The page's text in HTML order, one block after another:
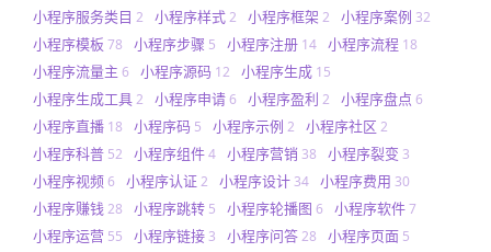
小程序服务类目 2 小程序样式2 小程序框架 2 小程序案例 32
小程序模板 78 小程序步骤 5 小程序注册 14 小程序流程 18
小程序流量主 6 小程序源码 12 小程序生成 15
小程序生成工具2 小程序申请6 小程序盈利 2 小程序盘点 6
小程序直播 18 小程序码 5 小程序示例 2 小程序社区 2
小程序科普 52 小程序组件4 小程序营销 38 小程序裂变 3
小程序视频6 小程序认证2 小程序设计 34 小程序费用 30
小程序赚钱28 小程序跳转 5 小程序轮播图 6 小程序软件7
小程序运营 55 小程序链接 3 小程序问答28 小程序页面 5